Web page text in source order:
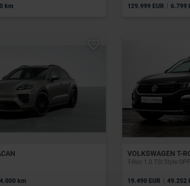
0 km 129.999 EUR | 6.799
4.000 km
VOLKSWAGEN T-
T-Roc 1.0 TSI Style OPF
19.490 EUR | 49.252